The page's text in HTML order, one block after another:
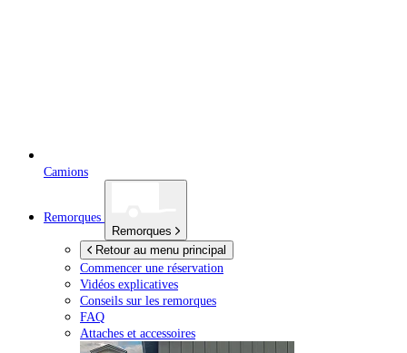
Camions
Remorques
Remorques
Retour au menu principal
Commencer une réservation
Vidéos explicatives
Conseils sur les remorques
FAQ
Attaches et accessoires